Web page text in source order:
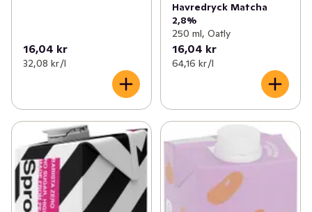
16,04 kr
32,08 kr /l
Havredryck Matcha
2,8%
250 ml, Oatly
16,04 kr
64,16 kr /l